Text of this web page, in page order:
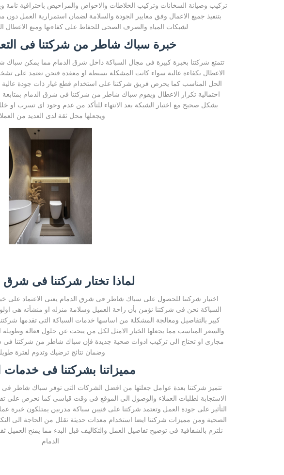
تركيب وصيانة السخانات وتركيب الخلاطات والاحواض والمراحيض باحترافية
بتنفيذ جميع الاعمال وفق معايير الجودة والسلامة لضمان استمرارية العمل
لشبكات المياه والصرف الصحى للحفاظ على كفاءتها ومنع الاعطال
خبرة سباك شاطر من شركتنا فى
تتمتع شركتنا بخبرة كبيرة فى مجال السباكة داخل شرق الدمام مما يمكن
الاعطال بكفاءة عالية سواء كانت المشكلة بسيطة او معقدة فنحن نعتمد على
الحل المناسب كما يحرص فريق شركتنا على استخدام قطع غيار ذات جودة
احتمالية تكرار الاعطال ويقوم سباك شاطر من شركتنا فى شرق الدمام بمتابعة
بشكل صحيح مع اختبار الشبكة بعد الانتهاء للتأكد من عدم وجود اى تسرب او خلل
ويجعلها محل ثقة لدى العديد من
لماذا تختار شركتنا فى شرق
اختيار شركتنا للحصول على سباك شاطر فى شرق الدمام يعنى الاعتماد على
السباكة نحن فى شركتنا نؤمن بأن راحة العميل وسلامة منزله او منشأته هى
كبير بالتفاصيل ومعالجة المشكلة من اساسها خدمات السباكة التى تقدمها
والسعر المناسب مما يجعلها الخيار الامثل لكل من يبحث عن حلول فعالة وطويلة
مجارى او تحتاج الى تركيب ادوات صحية جديدة فإن سباك شاطر من شركتنا
وضمان نتائج ترضيك وتدوم لفترة
مميزاتنا بشركتنا فى خدمات
تتميز شركتنا بعدة عوامل جعلتها من افضل الشركات التى توفر سباك شاطر
الاستجابة لطلبات العملاء والوصول الى الموقع فى وقت قياسى كما نحرص على
التأثير على جودة العمل وتعتمد شركتنا على فنيين سباكة مدربين يمتلكون خبرة
الصحية ومن مميزات شركتنا ايضا استخدام معدات حديثة تقلل من الحاجة الى
نلتزم بالشفافية فى توضيح تفاصيل العمل والتكاليف قبل البدء مما يمنح
الدمام